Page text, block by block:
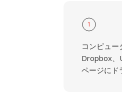
1
コンピュー
Dropbox、
ページにド